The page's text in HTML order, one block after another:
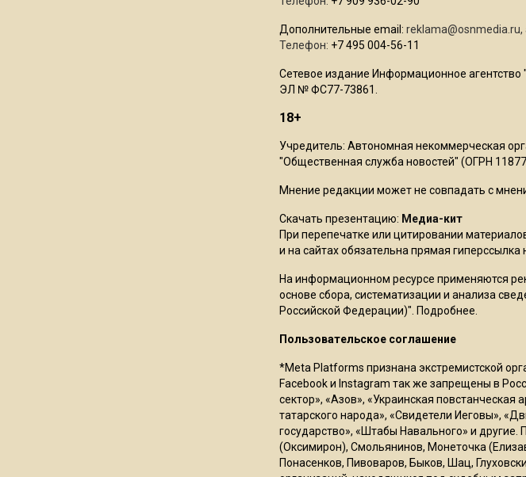
Дополнительные email: reklama@osnmedia.ru,
Телефон: +7 495 004-56-11
Сетевое издание Информационное агентство
ЭЛ № ФС77-73861.
18+
Учредитель: Автономная некоммерческая
"Общественная служба новостей" (ОГРН
Мнение редакции может не совпадать с
Скачать презентацию: Медиа-кит
При перепечатке или цитировании
и на сайтах обязательна прямая гиперссылка
На информационном ресурсе применяются
основе сбора, систематизации и анализа
Российской Федерации)". Подробнее
Пользовательское соглашение
*Meta Platforms признана экстремистской
Facebook и Instagram так же запрещены в
сектор», «Азов», «Украинская
татарского народа», «Свидетели Иеговы»,
государство», «Штабы Навального» и
(Оксимирон), Смольянинов, Монеточка
Понасенков, Пивоваров, Быков, Шац,